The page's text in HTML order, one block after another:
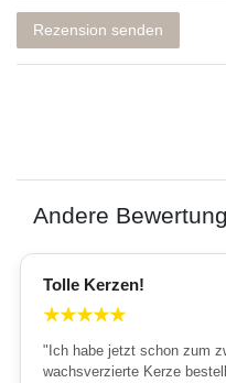
Rezension senden
Andere
Tolle Kerzen!
★★★★★
"Ich habe jetzt schon zum
wachsverzierte Kerze